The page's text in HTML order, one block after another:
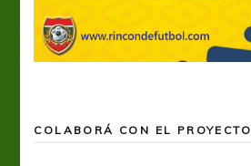
COLABORÁ CON EL PROYECTO